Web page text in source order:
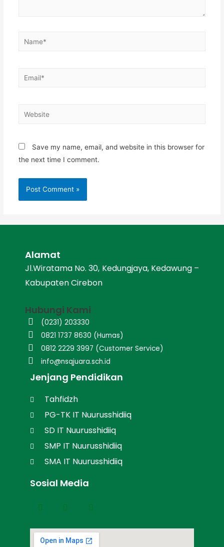
Save my name, email, and website in this browser for
the next time I comment.
Alamat
Jl.Wiratama No. 30, Kedungjaya, Kedawung –
Kabupaten Cirebon
Hubungi Kami
(0231) 203330
0821 1737 8630 (Humas)
0812 2229 3997 (Customer Service)
info@nsqjuara.sch.id
Jenjang Pendidikan
Tahfidzh
PG-TK IT Nuurusshidiiq
SD IT Nuurusshidiiq
SMP IT Nuurusshidiiq
SMA IT Nuurusshidiiq
Sosial Media